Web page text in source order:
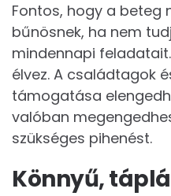
Fontos, hogy a beteg
bűnösnek, ha nem
mindennapi
élvez. A családtagok
támogatása
valóban
szükséges pihenést.
Könnyű,